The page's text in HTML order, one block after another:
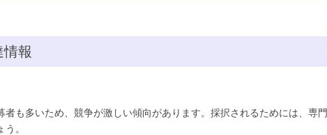
報
者も多いため、競争が激しい傾向があります。採択されるためには、専門
。